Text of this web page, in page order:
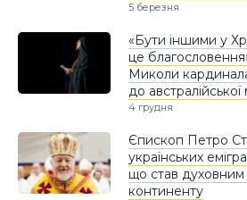
5 березня
«Бути іншими у
це
Миколи
до австралійської
4 грудня
Єпископ Петро
українських
що став духовним
континенту